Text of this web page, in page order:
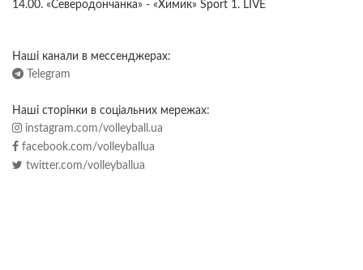
14.00. «Северодончанка» - «Химик» Sport 1. LIVE
Наші канали в мессенджерах:
Telegram
Наші сторінки в соціальних мережах:
instagram.com/volleyball.ua
facebook.com/volleyballua
twitter.com/volleyballua